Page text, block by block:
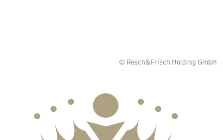
© Resch&Frisch Holding GmbH